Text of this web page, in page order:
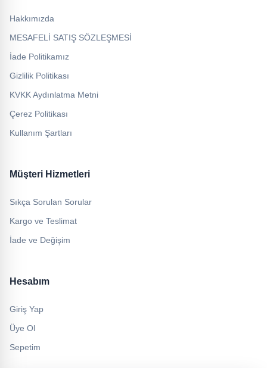
Hakkımızda
MESAFELİ SATIŞ SÖZLEŞMESİ
İade Politikamız
Gizlilik Politikası
KVKK Aydınlatma Metni
Çerez Politikası
Kullanım Şartları
Müşteri Hizmetleri
Sıkça Sorulan Sorular
Kargo ve Teslimat
İade ve Değişim
Hesabım
Giriş Yap
Üye Ol
Sepetim